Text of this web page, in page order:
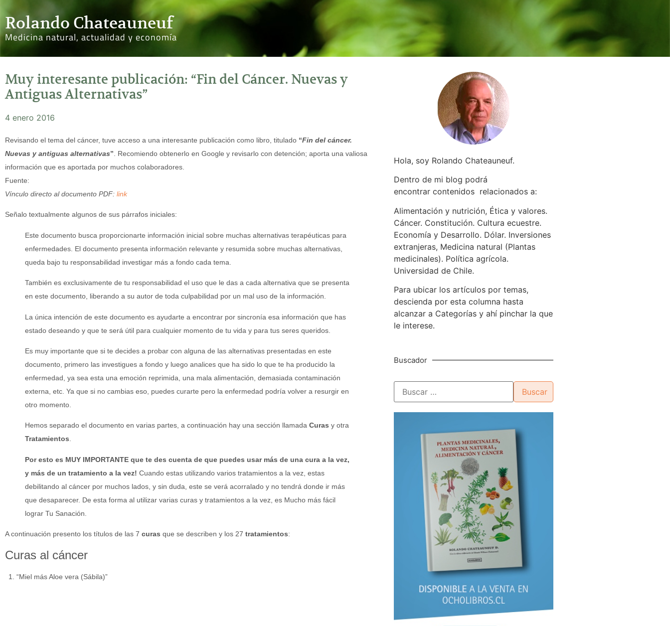
Rolando Chateauneuf
Medicina natural, actualidad y economía
Muy interesante publicación: “Fin del Cáncer. Nuevas y
Antiguas Alternativas”
4 enero 2016
Revisando el tema del cáncer, tuve acceso a una interesante publicación como libro, titulado “Fin del cáncer.
Nuevas y antiguas alternativas” . Recomiendo obtenerlo en Google y revisarlo con detención; aporta una valiosa
información que es aportada por muchos colaboradores.
Fuente:
Vínculo directo al documento PDF: link
Señalo textualmente algunos de sus párrafos iniciales:
Este documento busca proporcionarte información inicial sobre muchas alternativas terapéuticas para
enfermedades. El documento presenta información relevante y resumida sobre muchas alternativas,
queda bajo tu responsabilidad investigar más a fondo cada tema.
También es exclusivamente de tu responsabilidad el uso que le das a cada alternativa que se presenta
en este documento, liberando a su autor de toda culpabilidad por un mal uso de la información.
La única intención de este documento es ayudarte a encontrar por sincronía esa información que has
estado deseando y que te será útil para cualquier momento de tu vida y para tus seres queridos.
Es muy importante que si te decides a probar con alguna de las alternativas presentadas en este
documento, primero las investigues a fondo y luego analices que ha sido lo que te ha producido la
enfermedad, ya sea esta una emoción reprimida, una mala alimentación, demasiada contaminación
externa, etc. Ya que si no cambias eso, puedes curarte pero la enfermedad podría volver a resurgir en
otro momento.
Hemos separado el documento en varias partes, a continuación hay una sección llamada Curas y otra
Tratamientos.
Por esto es MUY IMPORTANTE que te des cuenta de que puedes usar más de una cura a la vez,
y más de un tratamiento a la vez! Cuando estas utilizando varios tratamientos a la vez, estas
debilitando al cáncer por muchos lados, y sin duda, este se verá acorralado y no tendrá donde ir más
que desaparecer. De esta forma al utilizar varias curas y tratamientos a la vez, es Mucho más fácil
lograr Tu Sanación.
A continuación presento los títulos de las 7 curas que se describen y los 27 tratamientos:
Curas al cáncer
“Miel más Aloe vera (Sábila)”
Hola, soy Rolando Chateauneuf.
Dentro de mi blog podrá
encontrar contenidos relacionados a:
Alimentación y nutrición, Ética y valores.
Cáncer. Constitución. Cultura ecuestre.
Economía y Desarrollo. Dólar. Inversiones
extranjeras, Medicina natural (Plantas
medicinales). Política agrícola.
Universidad de Chile.
Para ubicar los artículos por temas,
descienda por esta columna hasta
alcanzar a Categorías y ahí pinchar la que
le interese.
Buscador